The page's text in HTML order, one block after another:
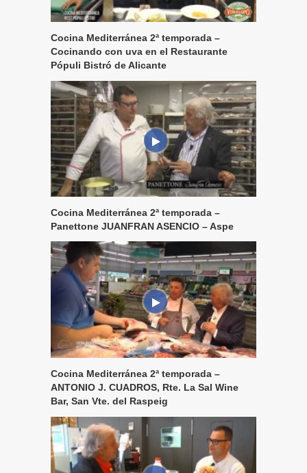
Cocina Mediterránea 2ª temporada –
Cocinando con uva en el Restaurante
Pópuli Bistró de Alicante
Cocina Mediterránea 2ª temporada –
Panettone JUANFRAN ASENCIO – Aspe
Cocina Mediterránea 2ª temporada –
ANTONIO J. CUADROS, Rte. La Sal Wine
Bar, San Vte. del Raspeig